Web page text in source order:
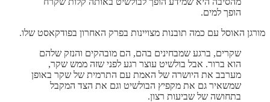
הופך למים.
מורגן האוסל עם כמה תובנות מצויינות בפרק האחרון בפודקאסט שלו.
שקרים, ברגע שמבחינים בהם, הם מובהקים והנזק שלהם
הוא ברור. אבל בולשיט עוצר רגע לפני שזה ממש שקר,
מערבב את היושרה של האמת עם התרמית של שקר באופן
שמשאיר גם את מקפיץ הבולשיט וגם את הצד המקבל
בתחושה של שביעות רצון.